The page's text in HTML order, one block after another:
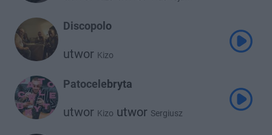
Discopolo
utwor Kizo
Patocelebryta
utwor Kizo utwor Sergiusz